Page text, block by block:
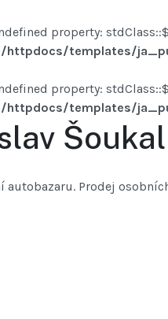
property:
httpdocs/templates/
property:
httpdocs/templates/
Šoukal
autobazaru. Prodej